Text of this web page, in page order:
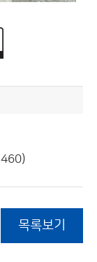
목록보기